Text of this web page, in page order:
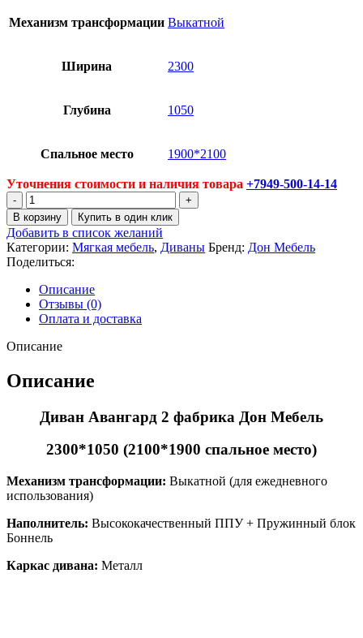
Механизм трансформации Выкатной
Ширина 2300
Глубина 1050
Спальное место 1900*2100
Уточнения стоимости и наличия товара +7949-500-14-14
Количество
товара
Диван
Авангард
2
В корзину Купить в один клик
Добавить в список желаний
Категории: Мягкая мебель, Диваны Бренд: Дон Мебель
Поделиться:
Описание
Отзывы (0)
Оплата и доставка
Описание
Описание
Диван Авангард 2 фабрика Дон Мебель
2300*1050 (2100*1900 спальное место)
Механизм трансформации: Выкатной (для ежедневного
использования)
Наполнитель: Высококачественный ППУ + Пружинный блок
Боннель
Каркас дивана: Металл